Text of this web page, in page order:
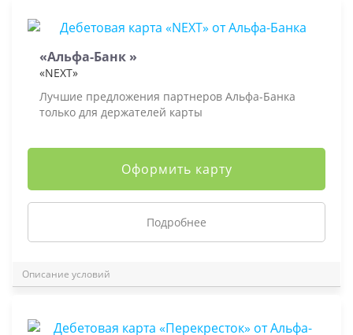
«Альфа-Банк »
«NEXT»
Лучшие предложения партнеров Альфа-Банка
только для держателей карты
Оформить карту
Подробнее
Описание условий